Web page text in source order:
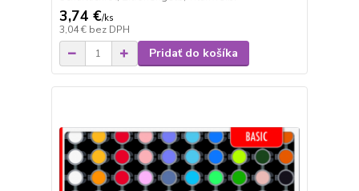
3,74 €/ks
3,04 € bez DPH
Pridať do košíka